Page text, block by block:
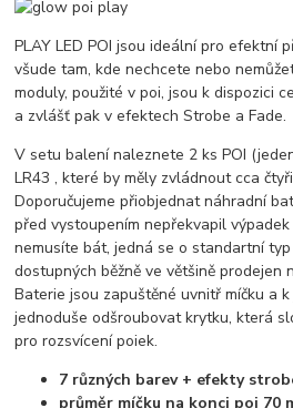
PLAY LED POI jsou ideální pro efektní
všude tam, kde nechcete nebo
moduly, použité v poi, jsou k dispozici
a zvlášť pak v efektech Strobe a Fade.
V setu balení naleznete 2 ks POI
LR43 , které by měly zvládnout cca
Doporučujeme přiobjednat náhradní
před vystoupením nepřekvapil
nemusíte bát, jedná se o standartní
dostupných běžně ve většině prodejen
Baterie jsou zapuštěné uvnitř míčku a
jednoduše odšroubovat krytku, která
pro rozsvícení poiek.
7 různých barev + efekty
průměr míčku na konci poi 70